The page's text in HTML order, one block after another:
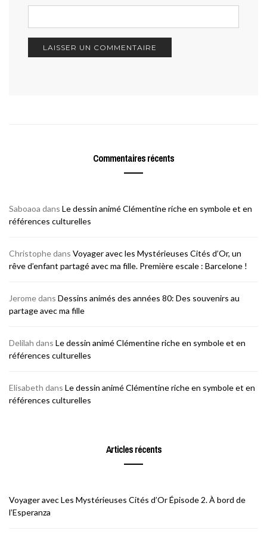
Commentaires récents
Saboaoa dans Le dessin animé Clémentine riche en symbole et en
références culturelles
Christophedans Voyager avec les Mystérieuses Cités d’Or, un
rêve d’enfant partagé avec ma fille. Première escale : Barcelone !
Jeromedans Dessins animés des années 80: Des souvenirs au
partage avec ma fille
Delilah dans Le dessin animé Clémentine riche en symbole et en
références culturelles
Elisabeth dans Le dessin animé Clémentine riche en symbole et en
références culturelles
Articles récents
Voyager avec Les Mystérieuses Cités d’Or Épisode 2. À bord de
l’Esperanza